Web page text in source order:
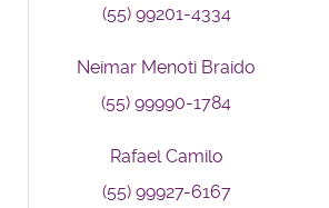
(55) 99201-4334
Neimar Menoti Braido
(55) 99990-1784
Rafael Camilo
(55) 99927-6167